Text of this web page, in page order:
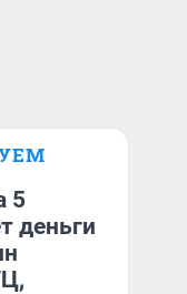
5
деньги